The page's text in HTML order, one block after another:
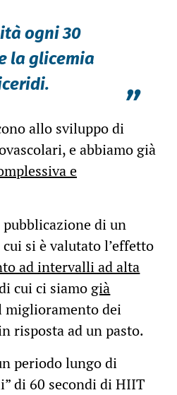
ogni 30
la glicemia
”
allo sviluppo di
e abbiamo già
e
di un
si è valutato l’effetto
ad intervalli ad alta
cui ci siamo già
miglioramento dei
risposta ad un pasto.
periodo lungo di
di 60 secondi di HIIT